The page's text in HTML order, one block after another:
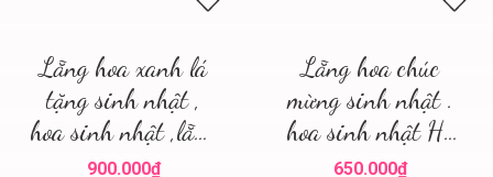
Lẵng hoa xanh lá
tặng sinh nhật ,
hoa sinh nhật ,lẵng
hoa đẹp
900.000₫
Lẵng hoa chúc
mừng sinh nhật .
hoa sinh nhật Hà
Nội
650.000₫